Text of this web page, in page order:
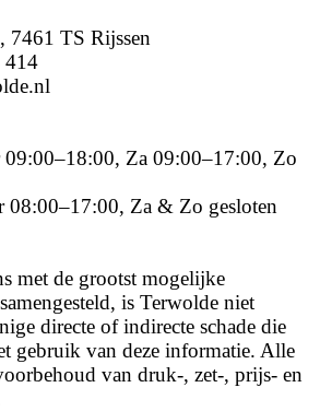
7461 TS Rijssen
414
Za 09:00–17:00, Zo
08:00–17:00, Za & Zo gesloten
met de grootst mogelijke
is Terwolde niet
directe of indirecte schade die
gebruik van deze informatie. Alle
van druk-, zet-, prijs- en